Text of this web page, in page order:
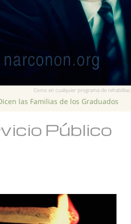
Como en cualquier programa de
las Familias de los Graduados
Público